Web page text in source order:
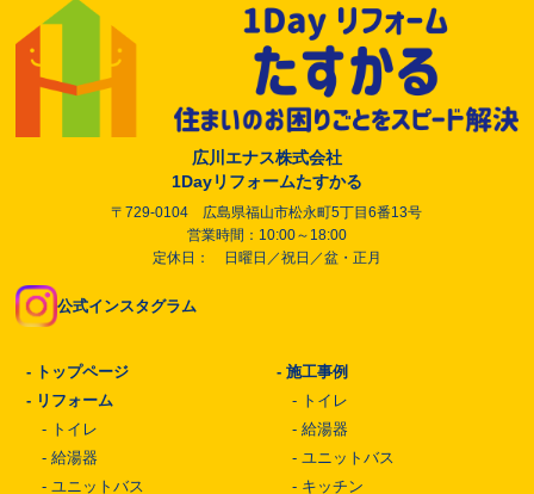
広川エナス株式会社
1Dayリフォームたすかる
〒729-0104 広島県福山市松永町5丁目6番13号
営業時間：10:00～18:00
定休日： 日曜日／祝日／盆・正月
公式インスタグラム
- トップページ
- リフォーム
- トイレ
- 給湯器
- ユニットバス
-施工事例
- トイレ
-給湯器
- ユニットバス
- キッチン